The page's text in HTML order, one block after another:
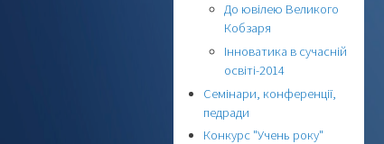
До ювілею Великого
Кобзаря
Інноватика в сучасній
освіті-2014
Семінари, конференції,
педради
Конкурс "Учень року"